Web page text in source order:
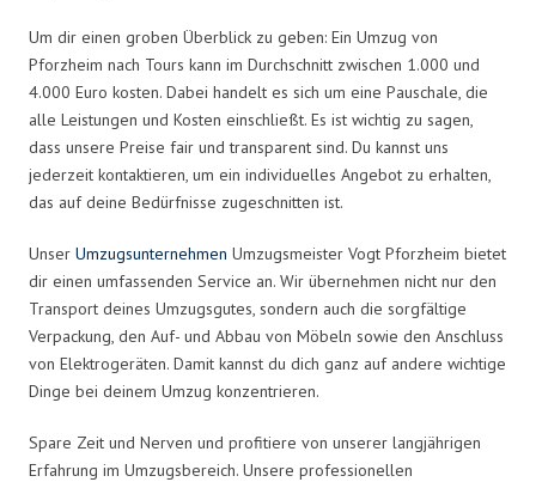
Um dir einen groben Überblick zu geben: Ein Umzug von
Pforzheim nach Tours kann im Durchschnitt zwischen 1.000 und
4.000 Euro kosten. Dabei handelt es sich um eine Pauschale, die
alle Leistungen und Kosten einschließt. Es ist wichtig zu sagen,
dass unsere Preise fair und transparent sind. Du kannst uns
jederzeit kontaktieren, um ein individuelles Angebot zu erhalten,
das auf deine Bedürfnisse zugeschnitten ist.
Unser Umzugsunternehmen Umzugsmeister Vogt Pforzheim bietet
dir einen umfassenden Service an. Wir übernehmen nicht nur den
Transport deines Umzugsgutes, sondern auch die sorgfältige
Verpackung, den Auf- und Abbau von Möbeln sowie den Anschluss
von Elektrogeräten. Damit kannst du dich ganz auf andere wichtige
Dinge bei deinem Umzug konzentrieren.
Spare Zeit und Nerven und profitiere von unserer langjährigen
Erfahrung im Umzugsbereich. Unsere professionellen